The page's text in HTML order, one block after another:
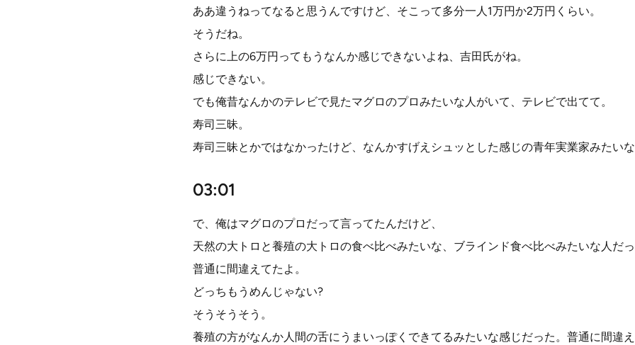
ああ違うねってなると思うんですけど、そこって多分一人1万円か2万円くらい。
そうだね。
さらに上の6万円ってもうなんか感じできないよね、吉田氏がね。
感じできない。
でも俺昔なんかのテレビで見たマグロのプロみたいな人がいて、テレビで出てて。
寿司三昧。
寿司三昧とかではなかったけど、なんかすげえシュッとした感じの青年実業家みたいな
03:01
で、俺はマグロのプロだって言ってたんだけど、
天然の大トロと養殖の大トロの食べ比べみたいな、ブラインド食べ比べみたいな人だっ
普通に間違えてたよ。
どっちもうめんじゃない?
そうそうそう。
養殖の方がなんか人間の舌にうまいっぽくできてるみたいな感じだった。普通に間違え